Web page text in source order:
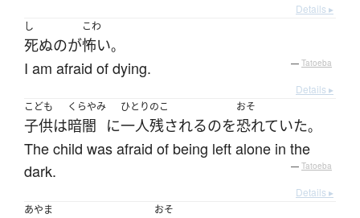
Details ▸
し
死ぬのが
こわ
怖い。
I am afraid of dying. — Tatoeba
Details ▸
こども
子供は
くらやみ
暗闇 に
ひとり
一人
のこ
残されるのを
おそ
恐れていた。
The child was afraid of being left alone in the
dark.
— Tatoeba
Details ▸
あやま
おそ